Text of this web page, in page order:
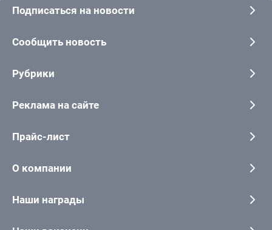
Подписаться на новости
Сообщить новость
Рубрики
Реклама на сайте
Прайс-лист
О компании
Наши награды